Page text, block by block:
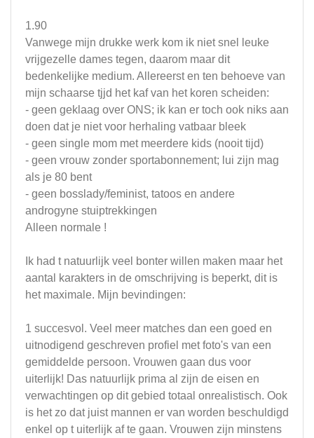
1.90
Vanwege mijn drukke werk kom ik niet snel leuke
vrijgezelle dames tegen, daarom maar dit
bedenkelijke medium. Allereerst en ten behoeve van
mijn schaarse tjjd het kaf van het koren scheiden:
- geen geklaag over ONS; ik kan er toch ook niks aan
doen dat je niet voor herhaling vatbaar bleek
- geen single mom met meerdere kids (nooit tijd)
- geen vrouw zonder sportabonnement; lui zijn mag
als je 80 bent
- geen bosslady/feminist, tatoos en andere
androgyne stuiptrekkingen
Alleen normale !
Ik had t natuurlijk veel bonter willen maken maar het
aantal karakters in de omschrijving is beperkt, dit is
het maximale. Mijn bevindingen:
1 succesvol. Veel meer matches dan een goed en
uitnodigend geschreven profiel met foto's van een
gemiddelde persoon. Vrouwen gaan dus voor
uiterlijk! Das natuurlijk prima al zijn de eisen en
verwachtingen op dit gebied totaal onrealistisch. Ook
is het zo dat juist mannen er van worden beschuldigd
enkel op t uiterlijk af te gaan. Vrouwen zijn minstens